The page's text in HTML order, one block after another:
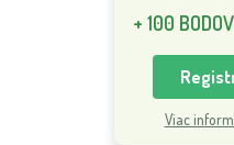
+ 100
Viac